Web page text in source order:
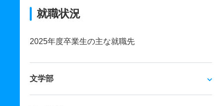
就職状況
2025年度卒業生の主な就職先
文学部